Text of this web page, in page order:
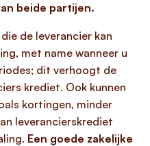
beide partijen.
de leverancier kan
met name wanneer u
dit verhoogt de
krediet. Ook kunnen
kortingen, minder
leverancierskrediet
Een goede zakelijke